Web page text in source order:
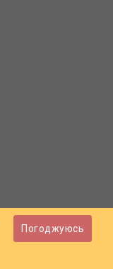
Погоджуюсь